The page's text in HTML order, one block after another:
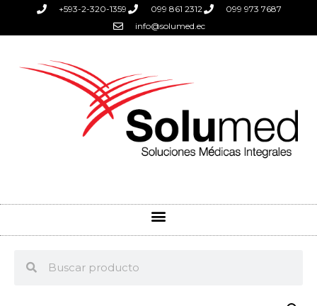
+593-2-320-1359 099 861 2312
099 973 7687
info@solumed.ec